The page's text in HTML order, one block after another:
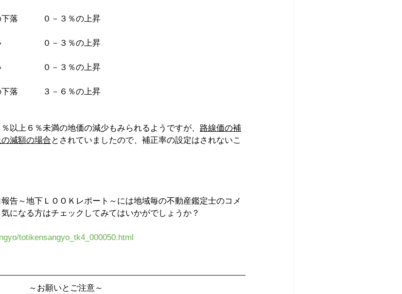
落　　　０－３％の上昇
　　　　０－３％の上昇
　　　　０－３％の上昇
落　　　３－６％の上昇
以上６％未満の地価の減少もみられるようですが、 路線価の補
減額の場合 とされていましたので、補正率の設定はされないこ
告～地下ＬＯＯＫレポート～には地域毎の不動産鑑定士のコメ
になる方はチェックしてみてはいかがでしょうか？
totikensangyo_tk4_000050.html
～お願いとご注意～